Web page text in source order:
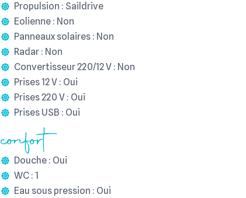
Propulsion : Saildrive
Eolienne : Non
Panneaux solaires : Non
Radar : Non
Convertisseur 220/12 V : Non
Prises 12 V : Oui
Prises 220 V : Oui
Prises USB : Oui
confort
Douche : Oui
WC : 1
Eau sous pression : Oui